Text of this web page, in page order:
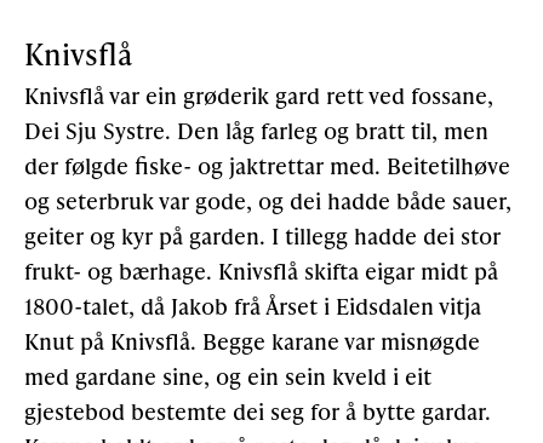
BLI MEDLEM
Gløymt passord Allereie medlem?
Knivsflå
Knivsflå var ein grøderik gard rett ved fossane,
Dei Sju Systre. Den låg farleg og bratt til, men
der følgde fiske- og jaktrettar med. Beitetilhøve
og seterbruk var gode, og dei hadde både sauer,
geiter og kyr på garden. I tillegg hadde dei stor
frukt- og bærhage. Knivsflå skifta eigar midt på
1800-talet, då Jakob frå Årset i Eidsdalen vitja
Knut på Knivsflå. Begge karane var misnøgde
med gardane sine, og ein sein kveld i eit
gjestebod bestemte dei seg for å bytte gardar.